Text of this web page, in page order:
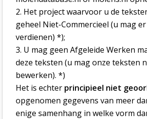
2. Het project waarvoor u de
geheel Niet-Commercieel (u mag
verdienen) *);
3. U mag geen Afgeleide Werken
deze teksten (u mag onze teksten
bewerken). *)
Het is echter principieel niet
opgenomen gegevens van meer
enige samenhang in welke vorm